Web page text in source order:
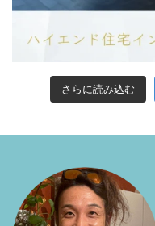
さらに読み込む